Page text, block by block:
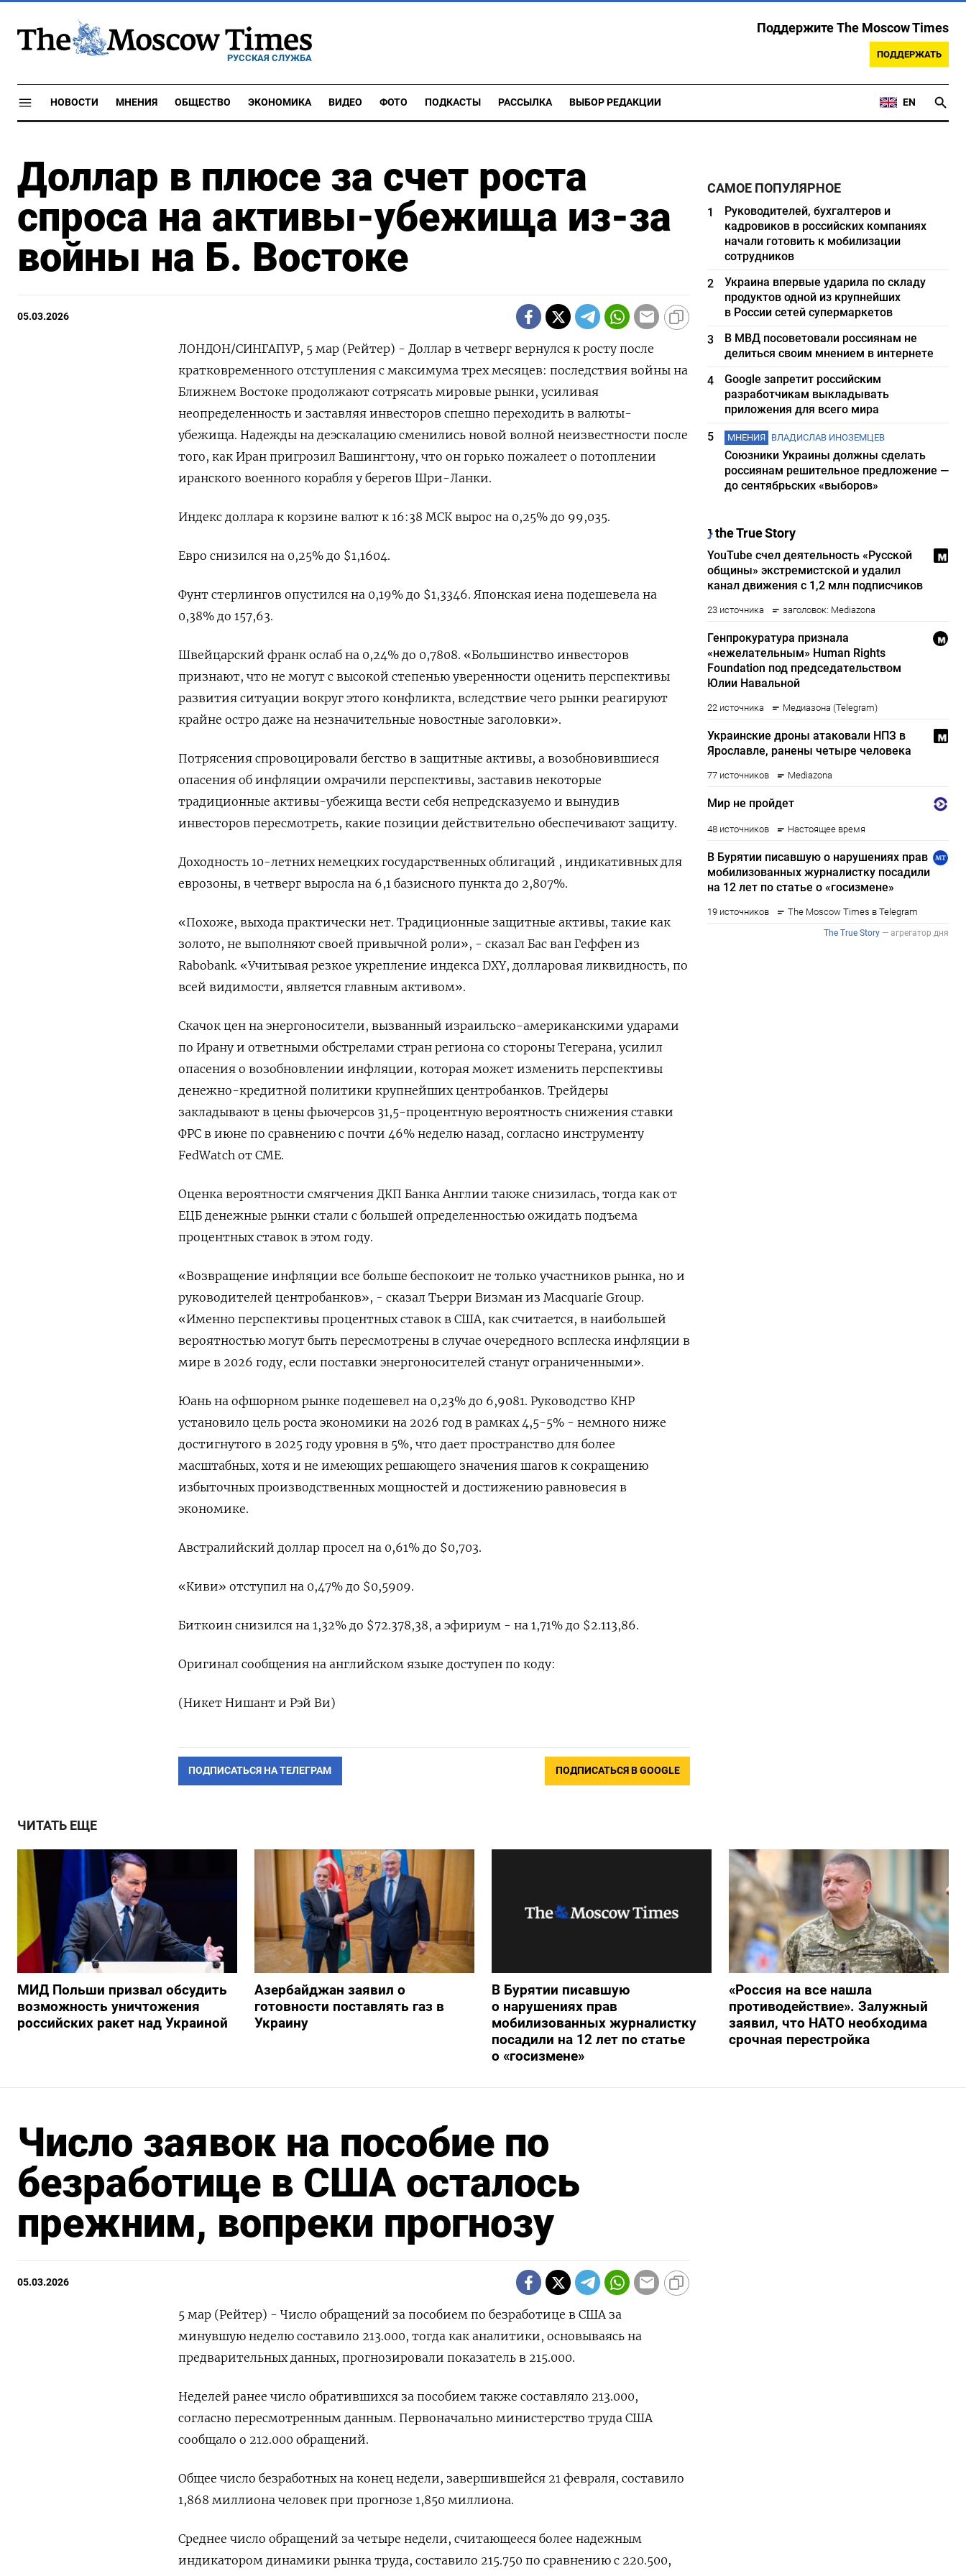
РУССКАЯ СЛУЖБА
Поддержите The Moscow Times
ПОДДЕРЖАТЬ
НОВОСТИ МНЕНИЯ ОБЩЕСТВО ЭКОНОМИКА ВИДЕО ФОТО ПОДКАСТЫ РАССЫЛКА ВЫБОР РЕДАКЦИИ EN
Доллар в плюсе за счет роста
спроса на активы-убежища из-за
войны на Б. Востоке
05.03.2026
ЛОНДОН/СИНГАПУР, 5 мар (Рейтер) - Доллар в четверг вернулся к росту после
кратковременного отступления с максимума трех месяцев: последствия войны на
Ближнем Востоке продолжают сотрясать мировые рынки, усиливая
неопределенность и заставляя инвесторов спешно переходить в валюты-
убежища. Надежды на деэскалацию сменились новой волной ‌неизвестности после
того, как Иран пригрозил Вашингтону, что он горько пожалеет о потоплении
иранского военного корабля у берегов Шри-Ланки.
Индекс доллара к корзине валют к 16:38 МСК вырос на 0,25% до 99,035.
Евро снизился на 0,25% до $1,1604.
Фунт стерлингов опустился на ​0,19% до $1,3346. Японская иена подешевела на
0,38% ​до 157,63.
Швейцарский франк ослаб на ​0,24% до ⁠0,7808. «Большинство инвесторов
признают, что не могут с высокой степенью уверенности оценить перспективы
развития ‌ситуации вокруг этого конфликта, вследствие чего рынки реагируют
крайне остро ‌даже на незначительные новостные заголовки».
Потрясения спровоцировали бегство в защитные активы, а возобновившиеся
опасения об инфляции омрачили перспективы, заставив некоторые ​
традиционные активы-убежища вести себя непредсказуемо и вынудив
инвесторов пересмотреть, какие позиции действительно обеспечивают защиту.
Доходность 10-летних немецких ‌государственных облигаций , индикативных для
еврозоны, в четверг выросла на 6,1 базисного пункта до 2,807%.
«Похоже, выхода практически ​нет. Традиционные защитные активы, такие как
золото, не выполняют своей привычной роли», - сказал Бас ван Геффен из
‌Rabobank. «Учитывая резкое укрепление индекса DXY, долларовая ликвидность, по
всей видимости, является главным активом».
Скачок цен на энергоносители, вызванный израильско-американскими ударами
по Ирану и ответными обстрелами стран региона со стороны Тегерана, усилил ​
опасения о возобновлении инфляции, которая может ​изменить перспективы
денежно-кредитной политики крупнейших ‌центробанков. Трейдеры
закладывают в цены фьючерсов 31,5-процентную вероятность снижения ставки
ФРС в июне по сравнению с почти ​46% неделю назад, согласно инструменту
FedWatch от CME.
Оценка вероятности смягчения ДКП Банка Англии также снизилась, тогда как от
ЕЦБ денежные рынки стали с большей определенностью ожидать подъема
процентных ставок в этом году.
«Возвращение инфляции все больше беспокоит не только участников рынка, но и
руководителей центробанков», - сказал Тьерри Визман из Macquarie Group.
«Именно перспективы процентных ставок в США, как считается, в наибольшей
вероятностью могут быть пересмотрены в случае очередного всплеска инфляции в
мире в 2026 году, если поставки энергоносителей ​станут ограниченными».
Юань на офшорном рынке ⁠подешевел на 0,23% до 6,9081. Руководство КНР
установило цель роста экономики на 2026 год в рамках 4,5-5% - немного ниже
достигнутого в 2025 году ‌уровня в 5%, что дает пространство для более
масштабных, хотя и не имеющих решающего значения шагов ‌к сокращению
избыточных производственных мощностей и достижению равновесия в
экономике.
Австралийский доллар просел на 0,61% до $0,703.
«Киви» отступил на 0,47% ​до $0,5909.
Биткоин снизился на 1,32% до $72.378,38, а эфириум - на 1,71% до $2.113,86.
Оригинал сообщения ‌на английском языке доступен по коду:
(Никет Нишант и Рэй Ви)
ПОДПИСАТЬСЯ НА ТЕЛЕГРАМ ПОДПИСАТЬСЯ В GOOGLE
САМОЕ ПОПУЛЯРНОЕ
1
Руководителей, бухгалтеров и
кадровиков в российских компаниях
начали готовить к мобилизации
сотрудников
2
Украина впервые ударила по складу
продуктов одной из крупнейших
в России сетей супермаркетов
3
В МВД посоветовали россиянам не
делиться своим мнением в интернете
4
Google запретит российским
разработчикам выкладывать
приложения для всего мира
5
МНЕНИЯ ВЛАДИСЛАВ ИНОЗЕМЦЕВ
Союзники Украины должны сделать
россиянам решительное предложение —
до сентябрьских «выборов»
ЧИТАТЬ ЕЩЕ
МИД Польши призвал обсудить
возможность уничтожения
российских ракет над Украиной
Азербайджан заявил о
готовности поставлять газ в
Украину
В Бурятии писавшую
о нарушениях прав
мобилизованных журналистку
посадили на 12 лет по статье
о «госизмене»
«Россия на все нашла
противодействие». Залужный
заявил, что НАТО необходима
срочная перестройка
Число заявок на пособие по
безработице в США осталось
прежним, вопреки прогнозу
05.03.2026
5 мар (Рейтер) - Число обращений за пособием по безработице ‌в США за
минувшую неделю составило 213.000, тогда ​как ​аналитики, основываясь ​на
предварительных ⁠данных, прогнозировали ‌показатель в ‌215.000.
Неделей ранее число обратившихся за ​пособием также составляло ‌213.000,
согласно пересмотренным ​данным. Первоначально министерство труда ‌США
сообщало о 212.000 обращений.
Общее число безработных ​на ​конец ‌недели, завершившейся 21 февраля, составило ​
1,868 миллиона человек при прогнозе 1,850 миллиона.
Среднее число обращений за четыре недели, считающееся более надежным ​
индикатором ⁠динамики рынка труда, составило ‌215.750 по сравнению с ‌220.500,